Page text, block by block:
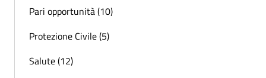
Pari opportunità (10)
Protezione Civile (5)
Salute (12)